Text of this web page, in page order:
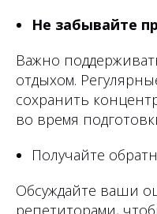
Не забывайте
Важно
отдыхом.
сохранить
во время
Получайте
Обсуждайте ваши